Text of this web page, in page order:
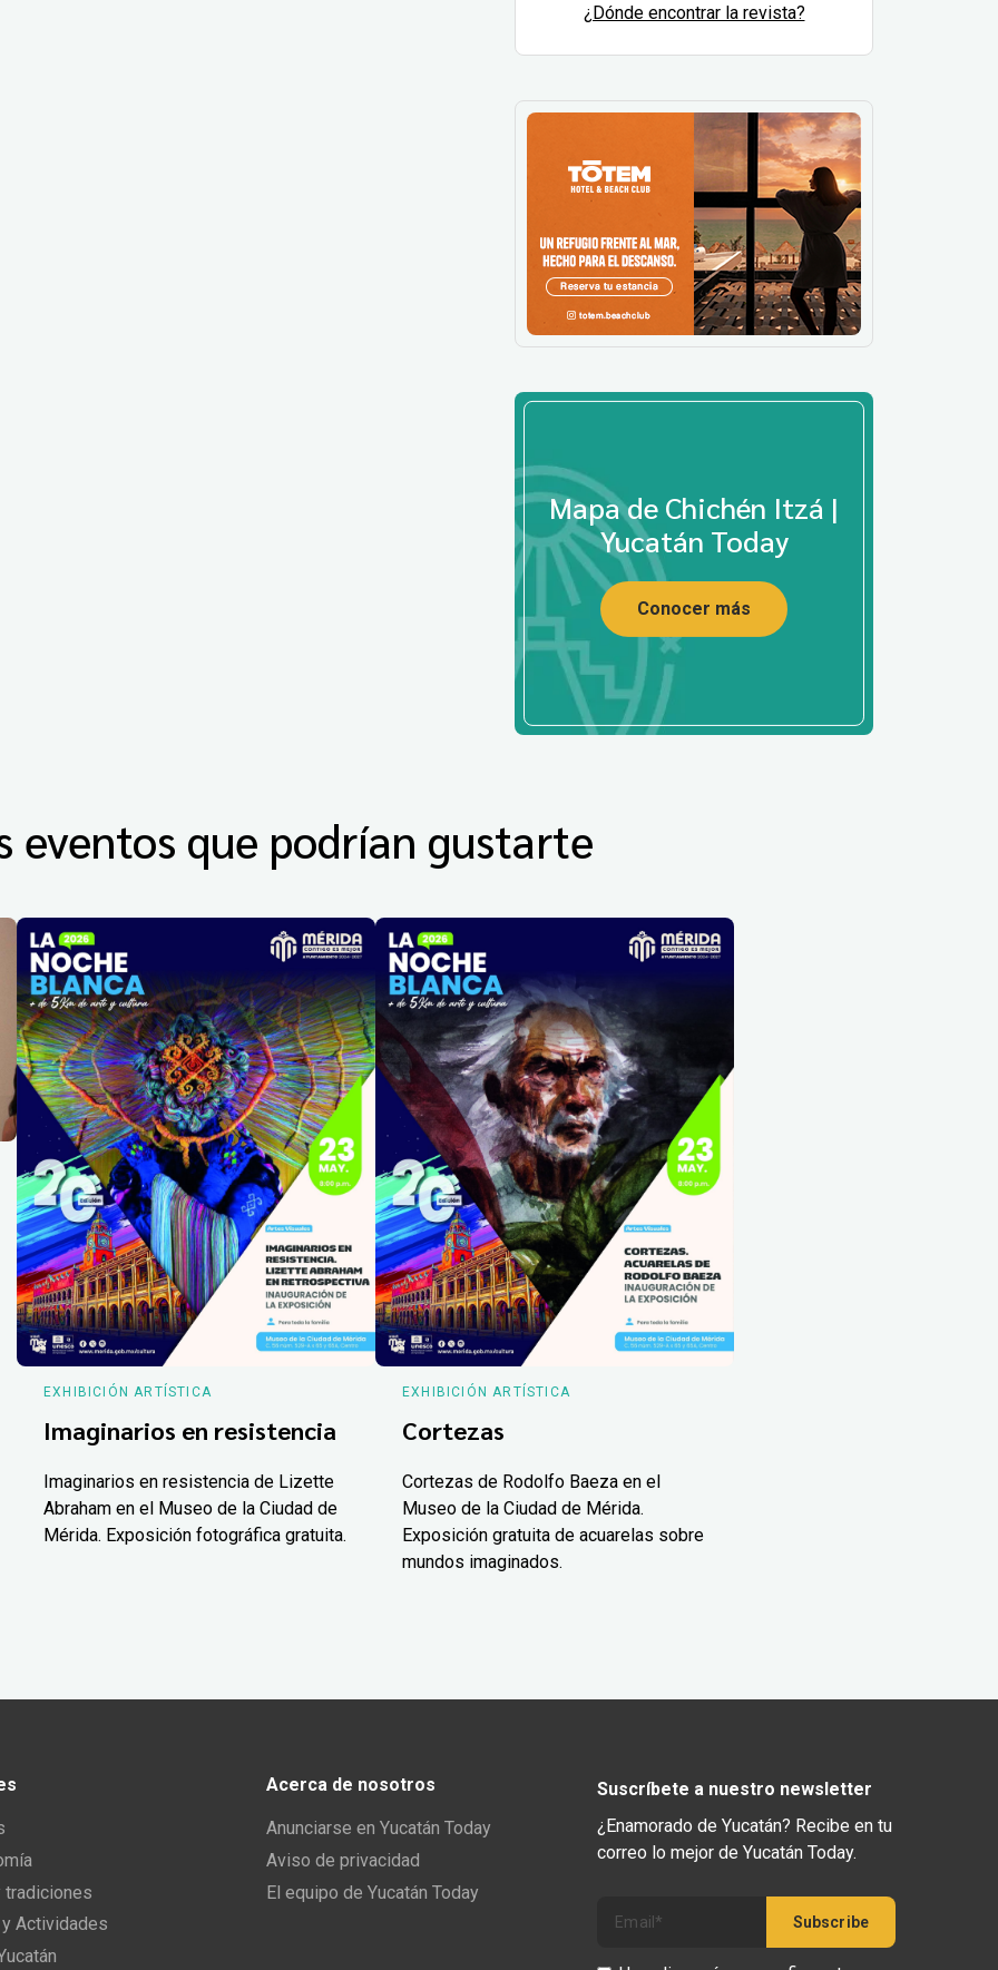
¿Dónde encontrar la revista?
Mapa de Chichén Itzá |
Yucatán Today
Conocer más
eventos que podrían gustarte
EXHIBICIÓN ARTÍSTICA
Imaginarios en resistencia
Imaginarios en resistencia de Lizette
Abraham en el Museo de la Ciudad de
Mérida. Exposición fotográfica gratuita.
EXHIBICIÓN ARTÍSTICA
Cortezas
Cortezas de Rodolfo Baeza en el
Museo de la Ciudad de Mérida.
Exposición gratuita de acuarelas sobre
mundos imaginados.
tradiciones
Actividades
Acerca de nosotros
Anunciarse en Yucatán Today
Aviso de privacidad
El equipo de Yucatán Today
Suscríbete a nuestro newsletter
¿Enamorado de Yucatán? Recibe en tu
correo lo mejor de Yucatán Today.